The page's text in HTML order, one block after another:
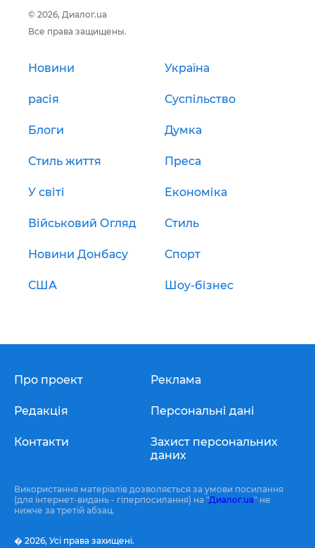
© 2026, Диалог.ua
Все права защищены.
Новини Україна
расія Суспільство
Блоги Думка
Стиль життя Преса
У світі Економіка
Військовий Огляд Стиль
Новини Донбасу Спорт
США Шоу-бізнес
Про проект
Редакція
Контакти
Реклама
Персональні дані
Захист персональних
даних
Використання матеріалів дозволяється за умови посилання
(для інтернет-видань - гіперпосилання) на "Диалог.ua" не
нижче за третій абзац.
� 2026, Усі права захищені.